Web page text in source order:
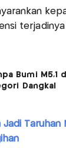
terjadinya
Bumi M5,1
Dangkal
Jadi Taruhan